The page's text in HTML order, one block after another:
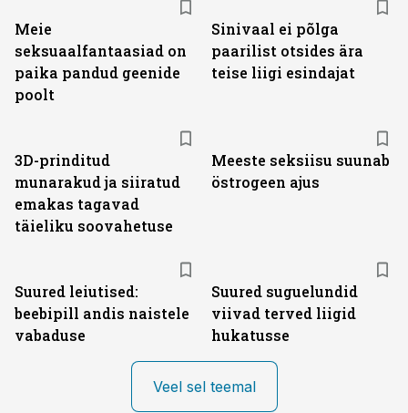
Meie
seksuaalfantaasiad on
paika pandud geenide
poolt
Sinivaal ei põlga
paarilist otsides ära
teise liigi esindajat
3D-prinditud
munarakud ja siiratud
emakas tagavad
täieliku soovahetuse
Meeste seksiisu suunab
östrogeen ajus
Suured leiutised:
beebipill andis naistele
vabaduse
Suured suguelundid
viivad terved liigid
hukatusse
Veel sel teemal